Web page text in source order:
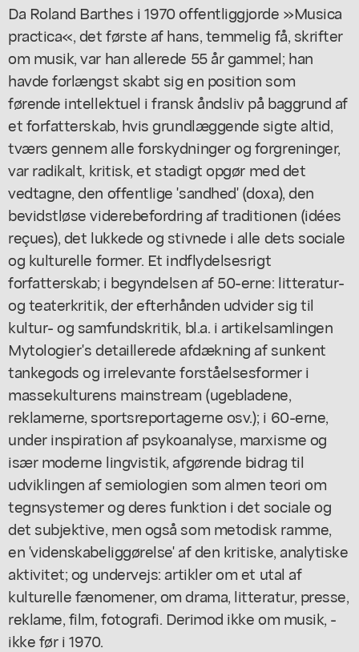
Da Roland Barthes i 1970 offentliggjorde »Musica
practica«, det første af hans, temmelig få, skrifter
om musik, var han allerede 55 år gammel; han
havde forlængst skabt sig en position som
førende intellektuel i fransk åndsliv på baggrund af
et forfatterskab, hvis grundlæggende sigte altid,
tværs gennem alle forskydninger og forgreninger,
var radikalt, kritisk, et stadigt opgør med det
vedtagne, den offentlige 'sandhed' (doxa), den
bevidstløse viderebefordring af traditionen (idées
reçues), det lukkede og stivnede i alle dets sociale
og kulturelle former. Et indflydelsesrigt
forfatterskab; i begyndelsen af 50-erne: litteratur-
og teaterkritik, der efterhånden udvider sig til
kultur- og samfundskritik, bl.a. i artikelsamlingen
Mytologier's detaillerede afdækning af sunkent
tankegods og irrelevante forståelsesformer i
massekulturens mainstream (ugebladene,
reklamerne, sportsreportagerne osv.); i 60-erne,
under inspiration af psykoanalyse, marxisme og
især moderne lingvistik, afgørende bidrag til
udviklingen af semiologien som almen teori om
tegnsystemer og deres funktion i det sociale og
det subjektive, men også som metodisk ramme,
en 'videnskabeliggørelse' af den kritiske, analytiske
aktivitet; og undervejs: artikler om et utal af
kulturelle fænomener, om drama, litteratur, presse,
reklame, film, fotografi. Derimod ikke om musik, -
ikke før i 1970.